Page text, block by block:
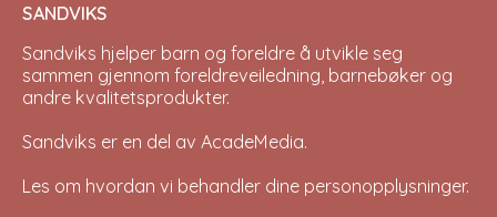
SANDVIKS
Sandviks hjelper barn og foreldre å utvikle seg
sammen gjennom foreldreveiledning, barnebøker og
andre kvalitetsprodukter.
Sandviks er en del av AcadeMedia.
Les om hvordan vi behandler dine personopplysninger.